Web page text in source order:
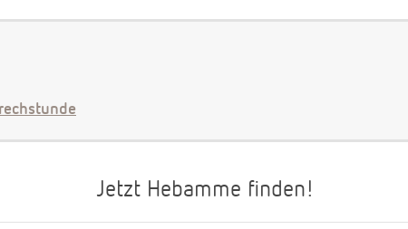
Jetzt Hebamme finden!